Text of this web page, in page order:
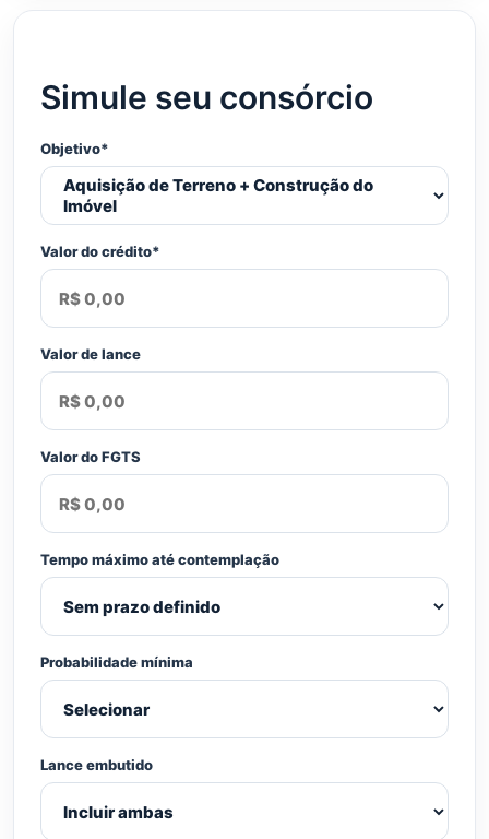
Simule seu consórcio
Objetivo*
Valor do crédito*
Valor de lance
Valor do FGTS
Tempo máximo até contemplação
Probabilidade mínima
Lance embutido